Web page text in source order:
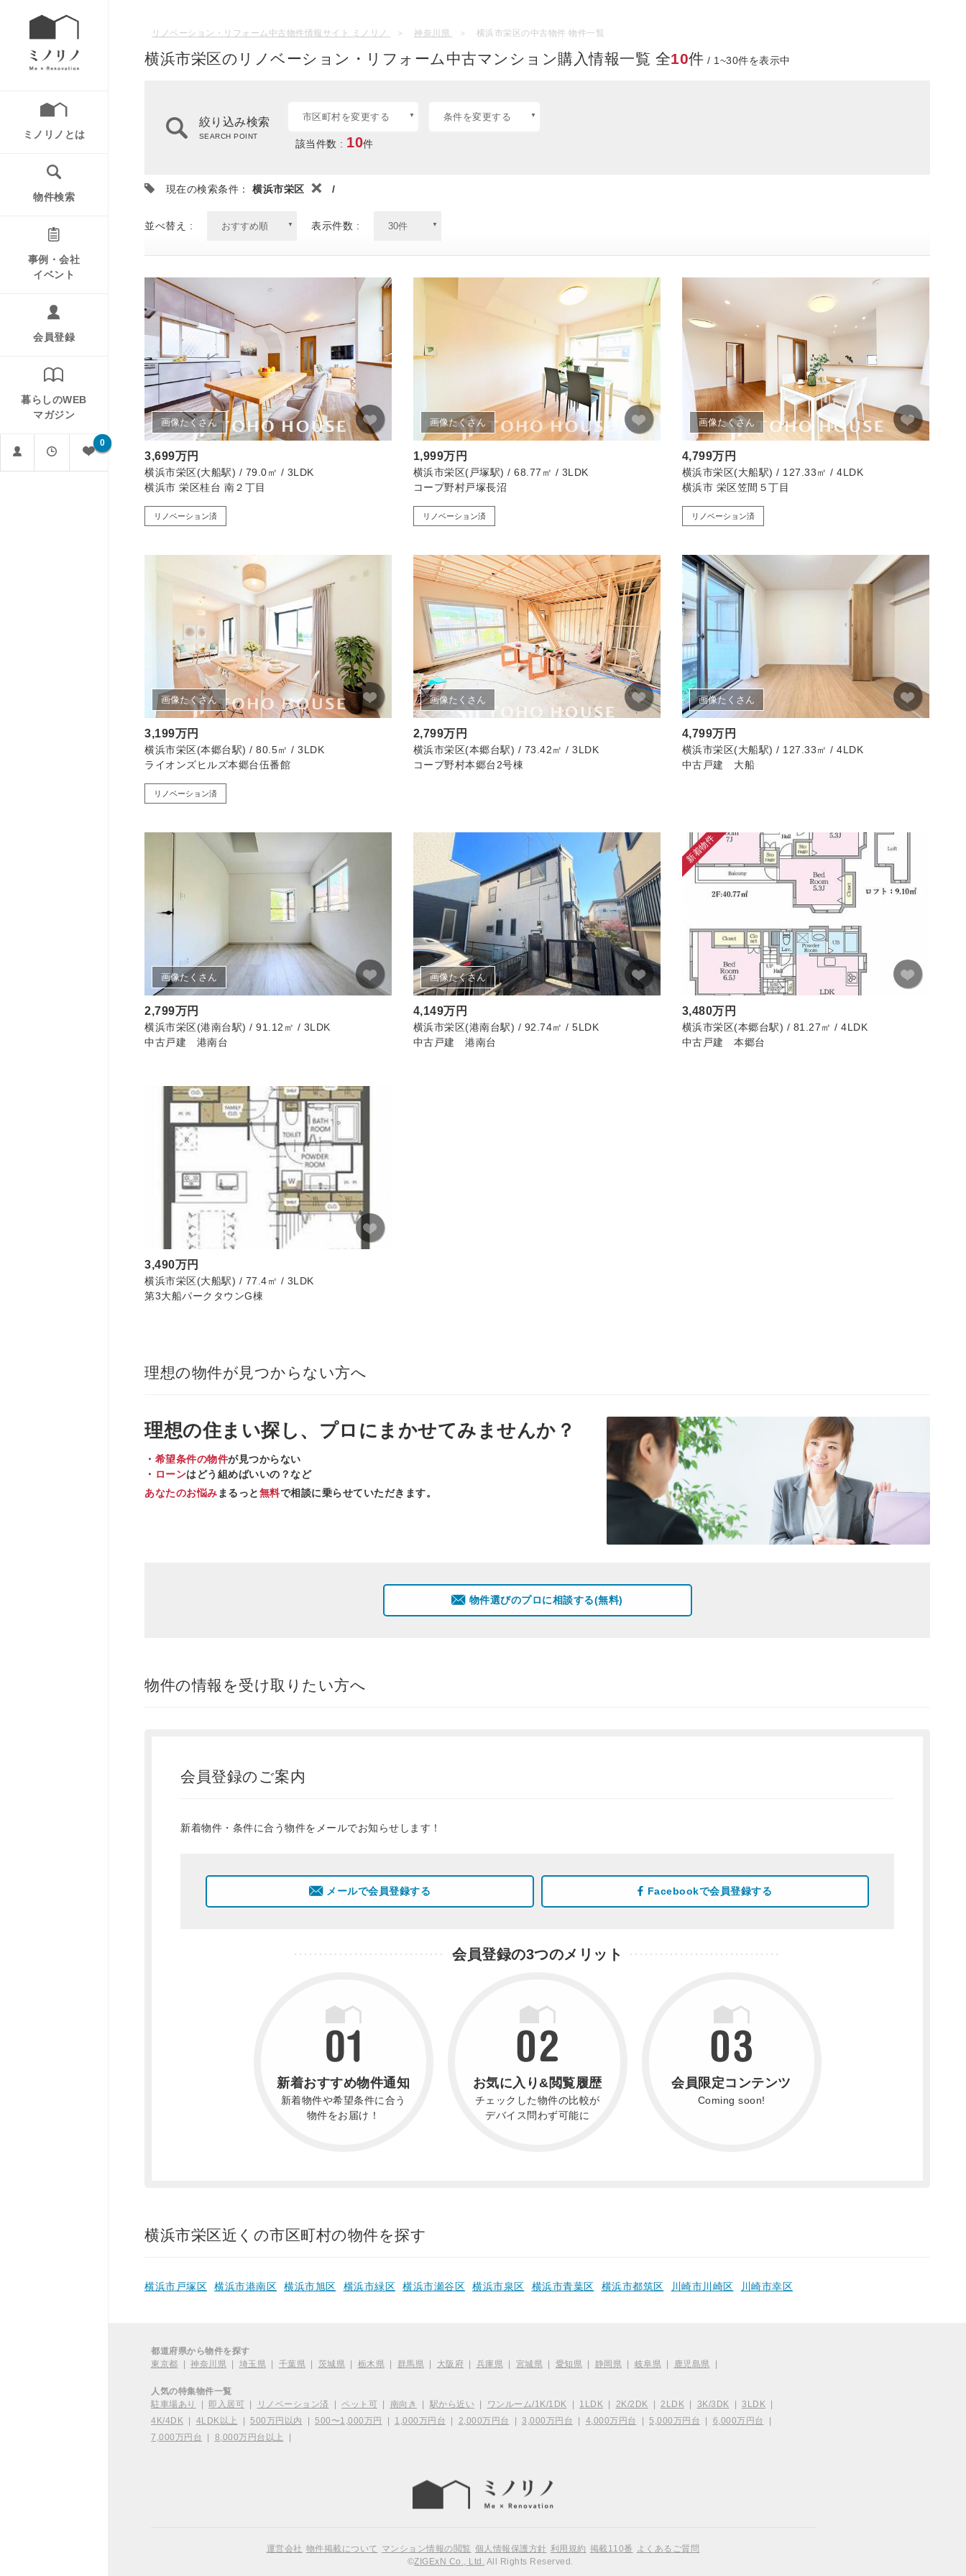
ミノリノとは
物件検索
事例・会社
イベント
会員登録
暮らしのWEB
マガジン
0
リノベーション・リフォーム中古物件情報サイト ミノリノ 神奈川県 横浜市栄区の中古物件 物件一覧
横浜市栄区のリノベーション・リフォーム中古マンション購入情報一覧 全10件 / 1~30件を表示中
絞り込み検索
SEARCH POINT
市区町村を変更する 条件を変更する
該当件数 : 10件
現在の検索条件： 横浜市栄区 /
並べ替え : 表示件数 :
画像たくさん
3,699万円
横浜市栄区(大船駅) / 79.0㎡ / 3LDK
横浜市 栄区桂台 南２丁目
リノベーション済
画像たくさん
1,999万円
横浜市栄区(戸塚駅) / 68.77㎡ / 3LDK
コープ野村戸塚長沼
リノベーション済
画像たくさん
4,799万円
横浜市栄区(大船駅) / 127.33㎡ / 4LDK
横浜市 栄区笠間５丁目
リノベーション済
画像たくさん
3,199万円
横浜市栄区(本郷台駅) / 80.5㎡ / 3LDK
ライオンズヒルズ本郷台伍番館
リノベーション済
画像たくさん
2,799万円
横浜市栄区(本郷台駅) / 73.42㎡ / 3LDK
コープ野村本郷台2号棟
画像たくさん
4,799万円
横浜市栄区(大船駅) / 127.33㎡ / 4LDK
中古戸建 大船
画像たくさん
2,799万円
横浜市栄区(港南台駅) / 91.12㎡ / 3LDK
中古戸建 港南台
画像たくさん
4,149万円
横浜市栄区(港南台駅) / 92.74㎡ / 5LDK
中古戸建 港南台
新着物件
3,480万円
横浜市栄区(本郷台駅) / 81.27㎡ / 4LDK
中古戸建 本郷台
3,490万円
横浜市栄区(大船駅) / 77.4㎡ / 3LDK
第3大船パークタウンG棟
理想の物件が見つからない方へ
理想の住まい探し、 プロ にまかせてみませんか？
・ 希望条件の物件が見つからない
・ ローンはどう組めばいいの？など
あなたのお悩み まるっと無料で相談に乗らせていただきます。
物件選びのプロに相談する(無料)
物件の情報を受け取りたい方へ
会員登録のご案内
新着物件・条件に合う物件をメールでお知らせします！
メールで会員登録する Facebookで会員登録する
会員登録の3つのメリット
新着おすすめ物件通知
新着物件や希望条件に合う
物件をお届け！
お気に入り&閲覧履歴
チェックした物件の比較が
デバイス問わず可能に
会員限定コンテンツ
Coming soon!
横浜市栄区近くの市区町村の物件を探す
横浜市戸塚区 横浜市港南区 横浜市旭区 横浜市緑区 横浜市瀬谷区 横浜市泉区 横浜市青葉区 横浜市都筑区 川崎市川崎区 川崎市幸区
都道府県から物件を探す
東京都 | 神奈川県 | 埼玉県 | 千葉県 | 茨城県 | 栃木県 | 群馬県 | 大阪府 | 兵庫県 | 宮城県 | 愛知県 | 静岡県 | 岐阜県 | 鹿児島県 |
人気の特集物件一覧
駐車場あり
| 即入居可 | リノベーション済 | ペット可 | 南向き | 駅から近い | ワンルーム/1K/1DK | 1LDK | 2K/2DK | 2LDK | 3K/3DK | 3LDK |
4K/4DK | 4LDK以上 | 500万円以内 | 500〜1,000万円 | 1,000万円台 | 2,000万円台 | 3,000万円台 | 4,000万円台 | 5,000万円台 | 6,000万円台
|
7,000万円台 | 8,000万円台以上 |
運営会社 物件掲載について マンション情報の閲覧 個人情報保護方針 利用規約 掲載110番
よくあるご質問
©ZIGExN Co., Ltd. All Rights Reserved.